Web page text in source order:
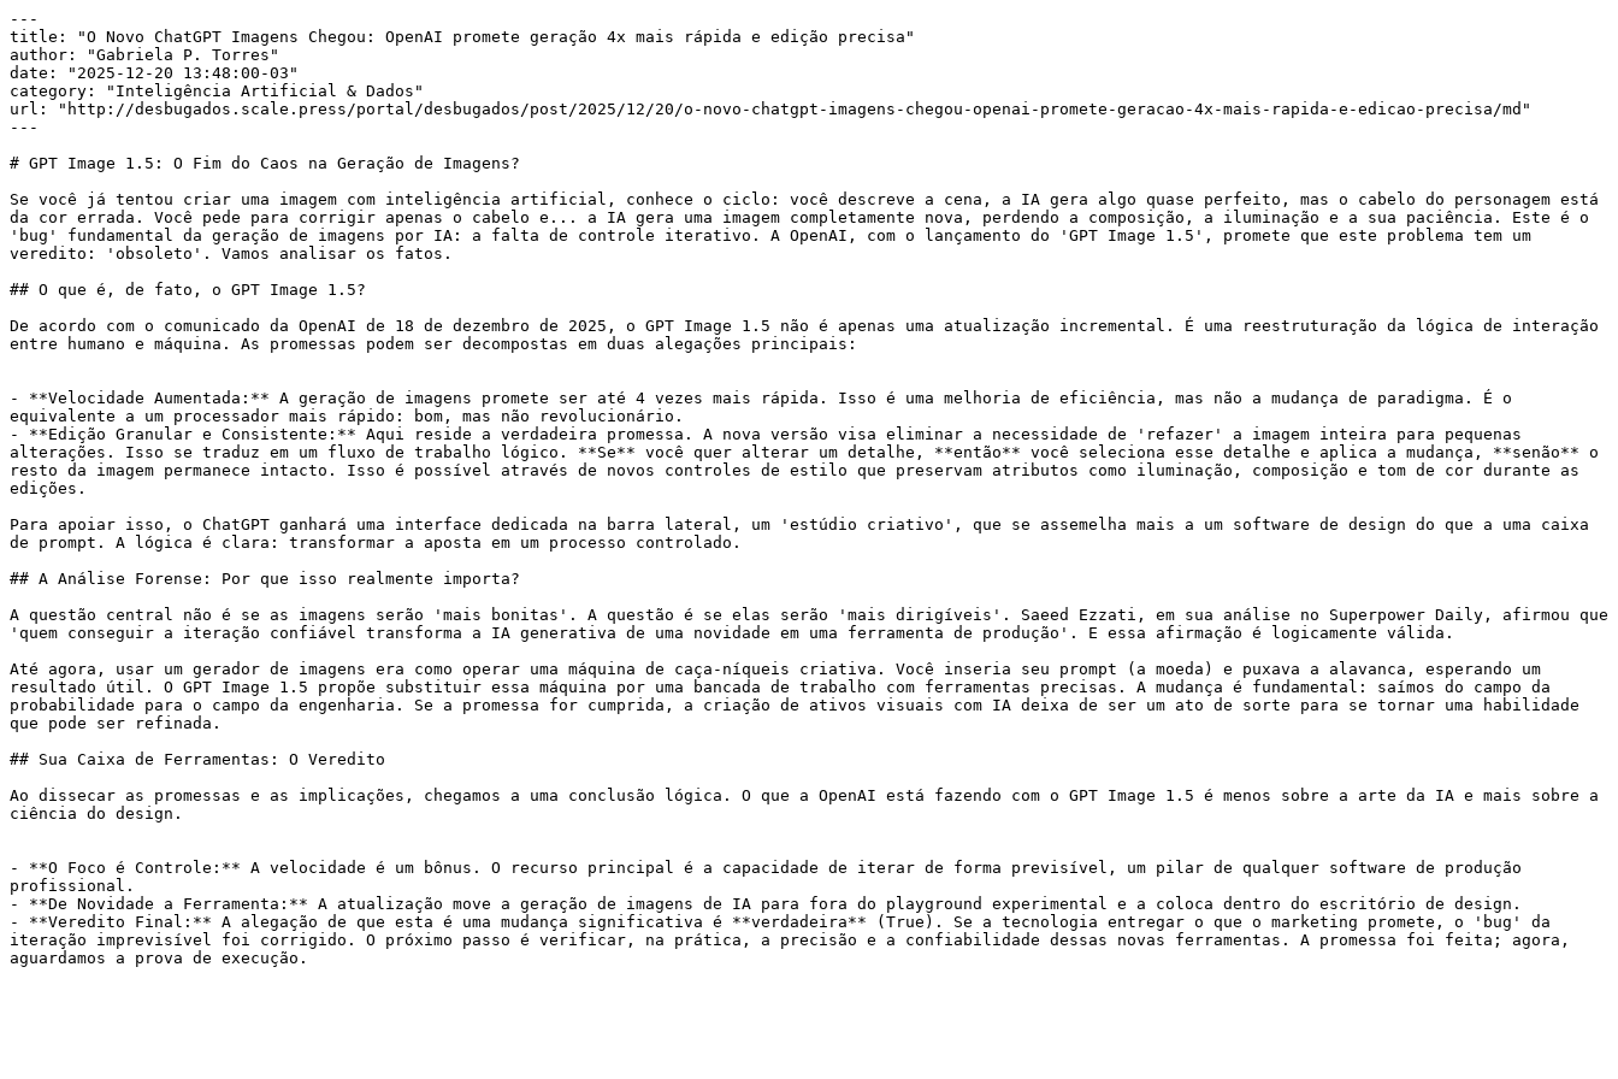
---
title: "O Novo ChatGPT Imagens Chegou: OpenAI promete geração 4x mais rápida e edição precisa"
author: "Gabriela P. Torres"
date: "2025-12-20 13:48:00-03"
category: "Inteligência Artificial & Dados"
url: "http://desbugados.scale.press/portal/desbugados/post/2025/12/20/o-novo-chatgpt-imagens-chegou-openai-promete-geracao-4x-mais-rapida-e-edicao-precisa/md"
---
# GPT Image 1.5: O Fim do Caos na Geração de Imagens?
Se você já tentou criar uma imagem com inteligência artificial, conhece o ciclo: você descreve a cena, a IA gera algo quase perfeito, mas o cabelo do personagem está
da cor errada. Você pede para corrigir apenas o cabelo e... a IA gera uma imagem completamente nova, perdendo a composição, a iluminação e a sua paciência. Este é o
'bug' fundamental da geração de imagens por IA: a falta de controle iterativo. A OpenAI, com o lançamento do 'GPT Image 1.5', promete que este problema tem um
veredito: 'obsoleto'. Vamos analisar os fatos.
## O que é, de fato, o GPT Image 1.5?
De acordo com o comunicado da OpenAI de 18 de dezembro de 2025, o GPT Image 1.5 não é apenas uma atualização incremental. É uma reestruturação da lógica de interação
entre humano e máquina. As promessas podem ser decompostas em duas alegações principais:
- **Velocidade Aumentada:** A geração de imagens promete ser até 4 vezes mais rápida. Isso é uma melhoria de eficiência, mas não a mudança de paradigma. É o
equivalente a um processador mais rápido: bom, mas não revolucionário.
- **Edição Granular e Consistente:** Aqui reside a verdadeira promessa. A nova versão visa eliminar a necessidade de 'refazer' a imagem inteira para pequenas
alterações. Isso se traduz em um fluxo de trabalho lógico. **Se** você quer alterar um detalhe, **então** você seleciona esse detalhe e aplica a mudança, **senão** o
resto da imagem permanece intacto. Isso é possível através de novos controles de estilo que preservam atributos como iluminação, composição e tom de cor durante as
edições.
Para apoiar isso, o ChatGPT ganhará uma interface dedicada na barra lateral, um 'estúdio criativo', que se assemelha mais a um software de design do que a uma caixa
de prompt. A lógica é clara: transformar a aposta em um processo controlado.
## A Análise Forense: Por que isso realmente importa?
A questão central não é se as imagens serão 'mais bonitas'. A questão é se elas serão 'mais dirigíveis'. Saeed Ezzati, em sua análise no Superpower Daily, afirmou que
'quem conseguir a iteração confiável transforma a IA generativa de uma novidade em uma ferramenta de produção'. E essa afirmação é logicamente válida.
Até agora, usar um gerador de imagens era como operar uma máquina de caça-níqueis criativa. Você inseria seu prompt (a moeda) e puxava a alavanca, esperando um
resultado útil. O GPT Image 1.5 propõe substituir essa máquina por uma bancada de trabalho com ferramentas precisas. A mudança é fundamental: saímos do campo da
probabilidade para o campo da engenharia. Se a promessa for cumprida, a criação de ativos visuais com IA deixa de ser um ato de sorte para se tornar uma habilidade
que pode ser refinada.
## Sua Caixa de Ferramentas: O Veredito
Ao dissecar as promessas e as implicações, chegamos a uma conclusão lógica. O que a OpenAI está fazendo com o GPT Image 1.5 é menos sobre a arte da IA e mais sobre a
ciência do design.
- **O Foco é Controle:** A velocidade é um bônus. O recurso principal é a capacidade de iterar de forma previsível, um pilar de qualquer software de produção
profissional.
- **De Novidade a Ferramenta:** A atualização move a geração de imagens de IA para fora do playground experimental e a coloca dentro do escritório de design.
- **Veredito Final:** A alegação de que esta é uma mudança significativa é **verdadeira** (True). Se a tecnologia entregar o que o marketing promete, o 'bug' da
iteração imprevisível foi corrigido. O próximo passo é verificar, na prática, a precisão e a confiabilidade dessas novas ferramentas. A promessa foi feita; agora,
aguardamos a prova de execução.